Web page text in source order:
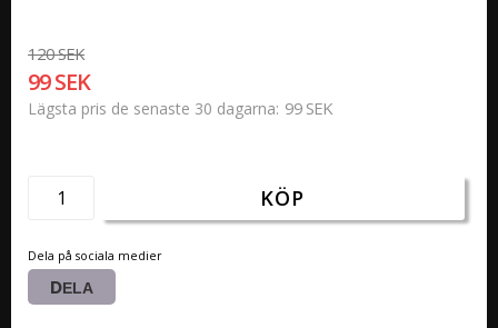
120 SEK
99 SEK
Lägsta pris de senaste 30 dagarna 99 SEK
KÖP
Dela på sociala medier
DELA